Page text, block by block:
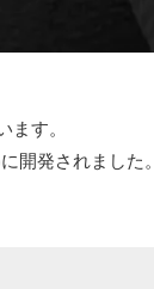
す。
開発されました。